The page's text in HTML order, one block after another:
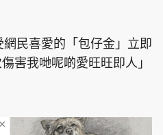
民喜愛的「包仔金」立即
害我哋呢啲愛旺旺即人」